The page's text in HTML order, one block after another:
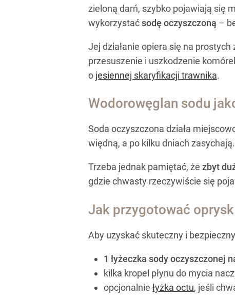
zieloną darń, szybko pojawiają się
wykorzystaćsodę oczyszczoną –
Jej działanie opiera się na
przesuszenie i uszkodzenie
o jesiennej skaryfikacji trawnika.
Wodorowęglan sodu
Soda oczyszczona działa
więdną, a po kilku dniach
Trzeba jednak pamiętać, że zbyt
gdzie chwasty rzeczywiście się
Jak przygotować
Aby uzyskać skuteczny i
1 łyżeczka sody oczyszczonej
kilka kropel płynu do mycia
opcjonalnie łyżka octu, jeśli